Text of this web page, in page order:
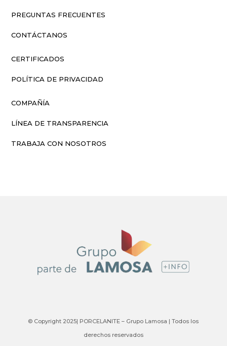
PREGUNTAS FRECUENTES
CONTÁCTANOS
CERTIFICADOS
POLÍTICA DE PRIVACIDAD
COMPAÑÍA
LÍNEA DE TRANSPARENCIA
TRABAJA CON NOSOTROS
© Copyright 2025| PORCELANITE – Grupo Lamosa | Todos los
derechos reservados